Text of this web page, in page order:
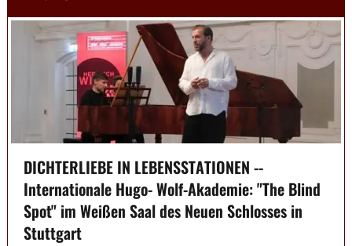
DICHTERLIEBE IN LEBENSSTATIONEN --
Internationale Hugo- Wolf-Akademie: "The Blind
Spot" im Weißen Saal des Neuen Schlosses in
Stuttgart